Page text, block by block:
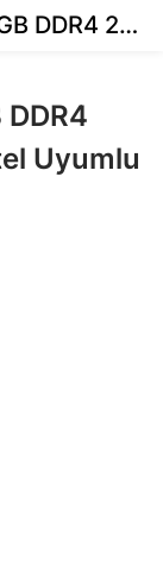
Tirx TX26P4N19/16 16GB DDR4 2666MHz CL19 AMD – Intel Uyumlu Ram
Uyumlu